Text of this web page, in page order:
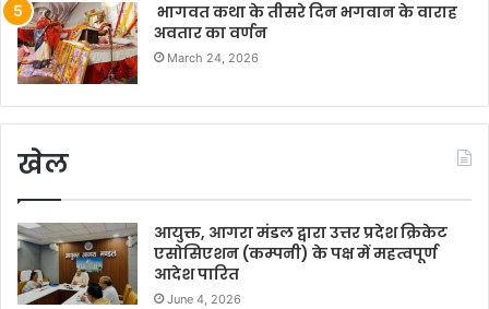
भागवत कथा के तीसरे दिन भगवान के वाराह
अवतार का वर्णन
March 24, 2026
खेल
आयुक्त, आगरा मंडल द्वारा उत्तर प्रदेश क्रिकेट
एसोसिएशन (कम्पनी) के पक्ष में महत्वपूर्ण
आदेश पारित
June 4, 2026